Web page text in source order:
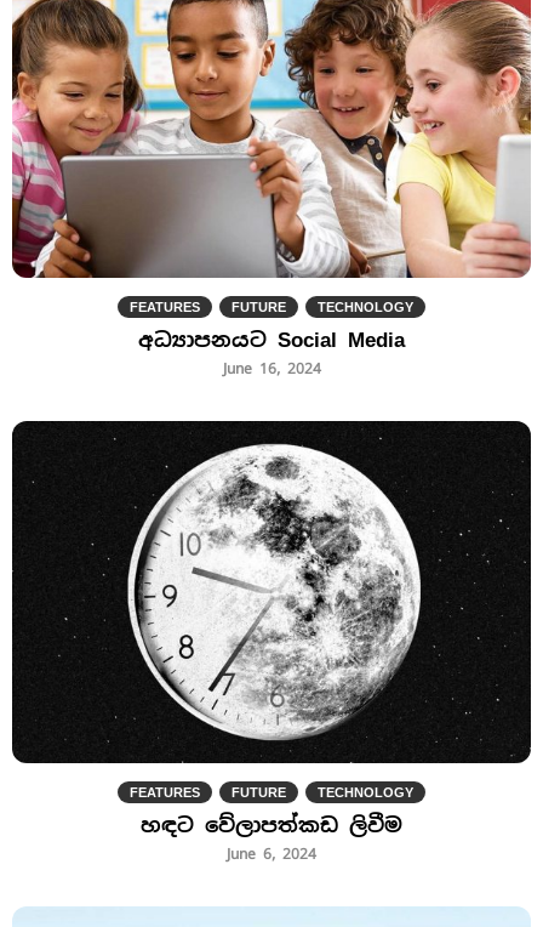
FEATURES FUTURE TECHNOLOGY
අධ්‍යාපනයට Social Media
June 16, 2024
FEATURES FUTURE TECHNOLOGY
හඳට වේලාපත්කඩ ලිවීම
June 6, 2024